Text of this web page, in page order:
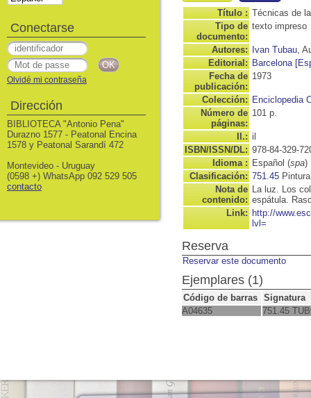
Título : Técnicas de
Tipo de
documento:
texto impreso
Autores: Ivan Tubau,
Editorial: Barcelona
Fecha de
publicación:
1973
Colección: Enciclopedia
Número de
páginas:
101 p.
Il.: il
ISBN/ISSN/DL: 978-84-329-
Idioma : Español (spa)
Clasificación: 751.45
Nota de
contenido:
La luz. Los
espátula.
Link: http://
lvl=
Reserva
Reservar este documento
Ejemplares (1)
Código de barras Signatura
A04635
751.45
Conectarse
Olvidé mi contraseña
Dirección
BIBLIOTECA "Antonio Pena"
Durazno 1577 - Peatonal Encina
1578 y Peatonal Sarandí 472
Montevideo - Uruguay
(0598 +) WhatsApp 092 529 505
contacto